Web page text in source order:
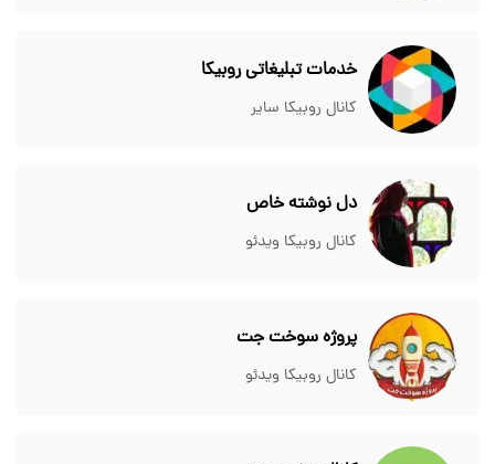
خدمات تبلیغاتی روبیکا
کانال روبیکا سایر
دل نوشته خاص
کانال روبیکا ویدئو
پروژه سوخت جت
کانال روبیکا ویدئو